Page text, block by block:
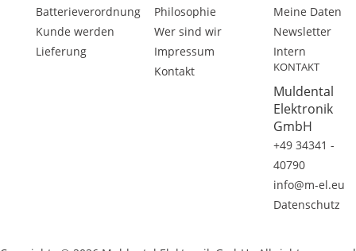
Batterieverordnung
Kunde werden
Lieferung
Philosophie
Wer sind wir
Impressum
Kontakt
Meine Daten
Newsletter
Intern
KONTAKT
Muldental
Elektronik
GmbH
+49 34341 -
40790
info@m-el.eu
Datenschutz